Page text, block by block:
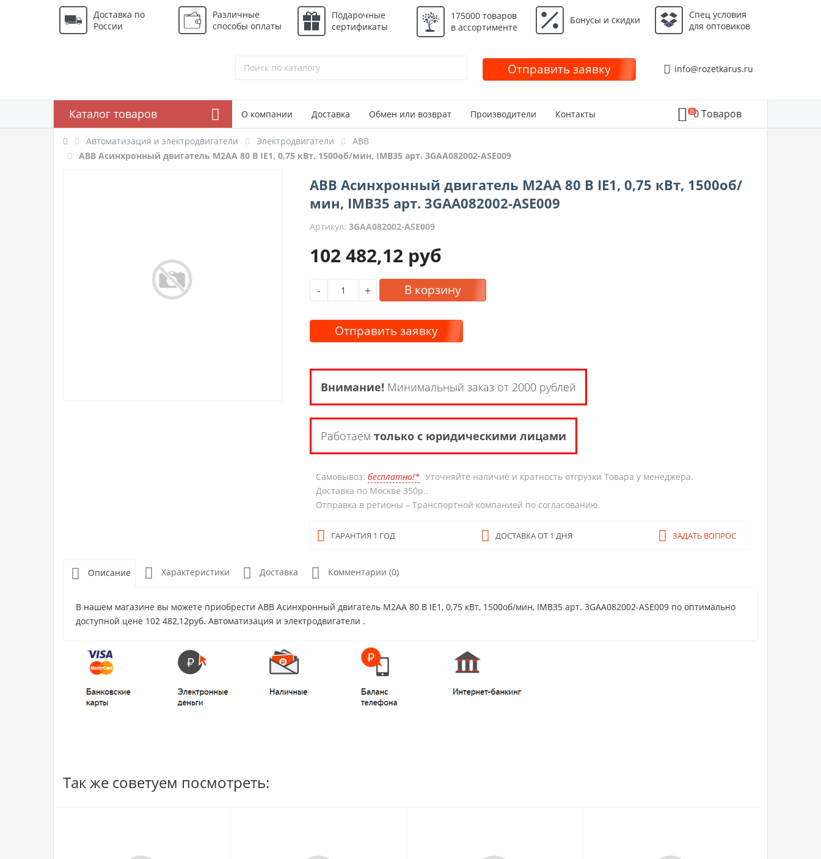
Доставка по
России
Различные
способы оплаты
Подарочные
сертификаты
175000 товаров
в ассортименте
Бонусы и скидки
Спец условия
для оптовиков
Отправить заявку info@rozetkarus.ru
О компании Доставка Обмен или возврат Производители Контакты 0Товаров
0
Каталог товаров
Автоматизация и электродвигатели Электродвигатели
ABB
ABB Асинхронный двигатель M2AA 80 B IE1, 0,75 кВт, 1500об/мин, IMB35 арт. 3GAA082002-ASE009
ABB Асинхронный двигатель M2AA 80 B IE1, 0,75 кВт, 1500об/
мин, IMB35 арт. 3GAA082002-ASE009
Артикул:3GAA082002-ASE009
102 482,12 руб
- + В корзину
Отправить заявку
Внимание! Минимальный заказ от 2000 рублей
Работаемтолько с юридическими лицами
Самовывоз:бесплатно!* Уточняйте наличие и кратность отгрузки Товара у менеджера.
Доставка по Москве 350р..
Отправка в регионы – Транспортной компанией по согласованию.
ГАРАНТИЯ 1 ГОД ДОСТАВКА ОТ 1 ДНЯ ЗАДАТЬ ВОПРОС
Описание Характеристики Доставка Комментарии (0)
В нашем магазине вы можете приобрести ABB Асинхронный двигатель M2AA 80 B IE1, 0,75 кВт, 1500об/мин, IMB35 арт. 3GAA082002-ASE009 по оптимально
доступной цене 102 482,12руб. Автоматизация и электродвигатели .
Так же советуем посмотреть: